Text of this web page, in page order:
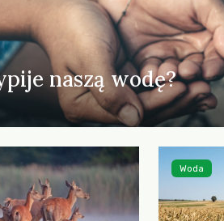
naszą wodę?
Woda